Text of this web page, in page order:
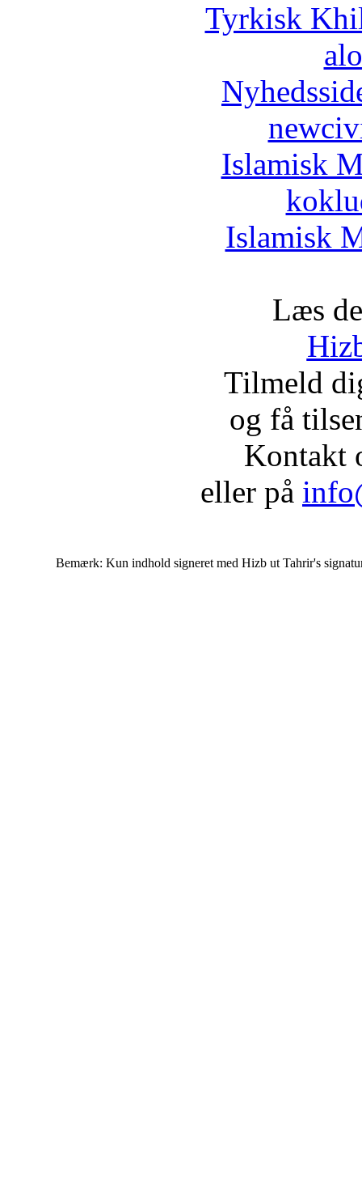
Tyrkisk
Islamisk
Islamisk
Læs
Tilmeld
og få
Kontakt
eller på
Bemærk: Kun indhold signeret med Hizb ut Tahrir's